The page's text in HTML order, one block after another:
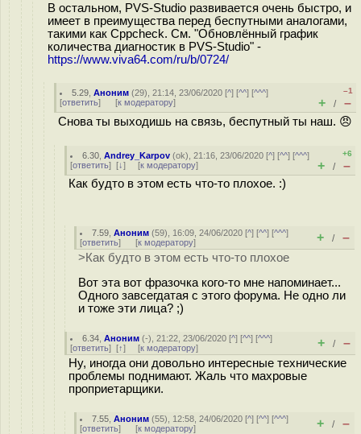
В остальном, PVS-Studio развивается очень быстро, и
имеет в преимущества перед беспутными аналогами,
такими как Cppcheck. См. "Обновлённый график
количества диагностик в PVS-Studio" -
https://www.viva64.com/ru/b/0724/
5.29 ,Аноним (29), 21:14, 23/06/2020 [^] [^^] [^^^]
[ответить] [к модератору]
–1
+ / –
Снова ты выходишь на связь, беспутный ты наш. 😠
6.30 ,Andrey_Karpov (ok), 21:16, 23/06/2020 [^] [^^] [^^^]
[ответить] [↓] [к модератору]
+6
+ / –
Как будто в этом есть что-то плохое. :)
7.59 ,Аноним (59), 16:09, 24/06/2020 [^] [^^] [^^^]
[ответить] [к модератору] + / –
>Как будто в этом есть что-то плохое
Вот эта вот фразочка кого-то мне напоминает...
Одного завсегдатая с этого форума. Не одно ли
и тоже эти лица? ;)
6.34 ,Аноним (-), 21:22, 23/06/2020 [^] [^^] [^^^]
[ответить] [↑] [к модератору] + / –
Ну, иногда они довольно интересные технические
проблемы поднимают. Жаль что махровые
проприетарщики.
7.55 ,Аноним (55), 12:58, 24/06/2020 [^] [^^] [^^^]
[ответить] [к модератору] + / –